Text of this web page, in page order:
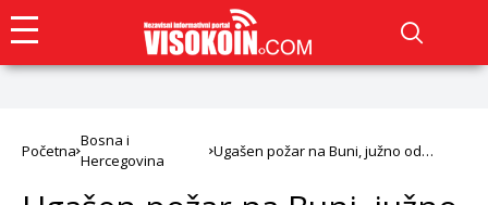
Početna
Bosna i
Hercegovina
Ugašen požar na Buni, južno od